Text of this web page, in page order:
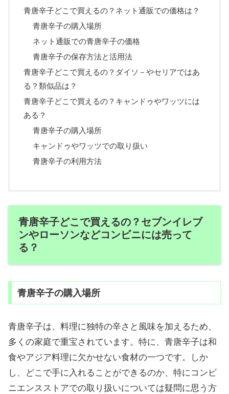
青唐辛子どこで買えるの？ネット通販での価格は？
青唐辛子の購入場所
ネット通販での青唐辛子の価格
青唐辛子の保存方法と活用法
青唐辛子どこで買えるの？ダイソ－やセリアではあ
る？類似品は？
青唐辛子どこで買えるの？キャンドゥやワッツには
ある？
青唐辛子の購入場所
キャンドゥやワッツでの取り扱い
青唐辛子の利用方法
青唐辛子どこで買えるの？セブンイレブ
ンやローソンなどコンビニには売って
る？
青唐辛子の購入場所
青唐辛子は、料理に独特の辛さと風味を加えるため、
多くの家庭で重宝されています。特に、青唐辛子は和
食やアジア料理に欠かせない食材の一つです。しか
し、どこで手に入れることができるのか、特にコンビ
ニエンスストアでの取り扱いについては疑問に思う方